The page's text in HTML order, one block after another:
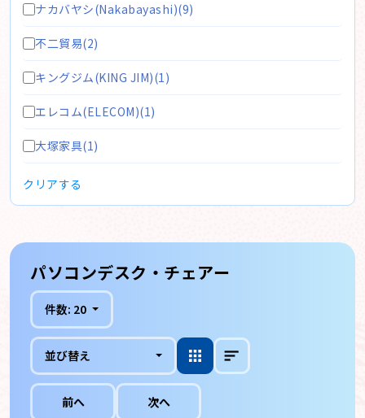
ナカバヤシ(Nakabayashi)(9)
不二貿易(2)
キングジム(KING JIM)(1)
エレコム(ELECOM)(1)
大塚家具(1)
クリアする
パソコンデスク・チェアー
件数: 20
並び替え
前へ 次へ